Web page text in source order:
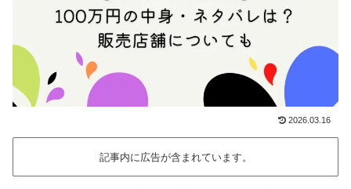
2026.03.16
記事内に広告が含まれています。